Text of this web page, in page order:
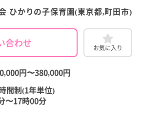
ひかりの子保育園(東京都,町田市)
合わせ お気に入り
円〜380,000円
間制(1年単位)
〜17時00分